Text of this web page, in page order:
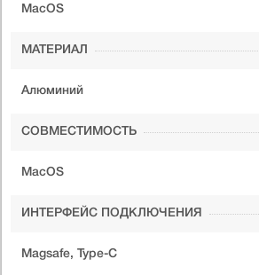
MacOS
МАТЕРИАЛ
Алюминий
СОВМЕСТИМОСТЬ
MacOS
ИНТЕРФЕЙС ПОДКЛЮЧЕНИЯ
Magsafe, Type-C